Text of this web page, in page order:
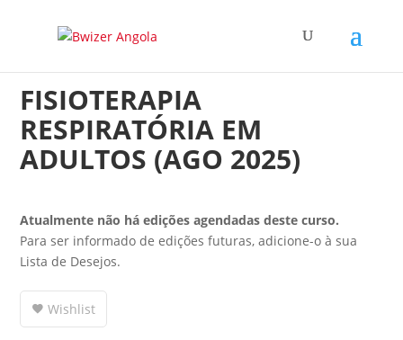
FISIOTERAPIA
RESPIRATÓRIA EM
ADULTOS (AGO 2025)
Atualmente não há edições agendadas deste curso.
Para ser informado de edições futuras, adicione-o à sua
Lista de Desejos.
Wishlist